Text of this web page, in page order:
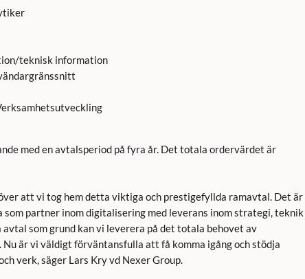
teknisk information
med en avtalsperiod på fyra år. Det totala ordervärdet är
att vi tog hem detta viktiga och prestigefyllda ramavtal. Det är
partner inom digitalisering med leverans inom strategi, teknik
som grund kan vi leverera på det totala behovet av
är vi väldigt förväntansfulla att få komma igång och stödja
verk, säger Lars Kry vd Nexer Group.